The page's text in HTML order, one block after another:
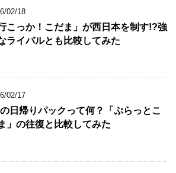
02/18
行こっか！こだま」が西日本を制す!?強
ライバルとも比較してみた
02/17
日帰りパックって何？「ぷらっとこ
」の往復と比較してみた